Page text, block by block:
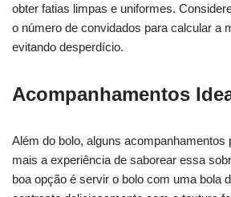
obter fatias limpas e uniformes.
o número de convidados para calcular a
evitando desperdício.
Acompanhamentos
Além do bolo, alguns acompanhamentos
mais a experiência de saborear essa
boa opção é servir o bolo com uma bola